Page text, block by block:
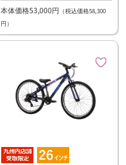
本体価格53,000円 （税込価格58,300
円）